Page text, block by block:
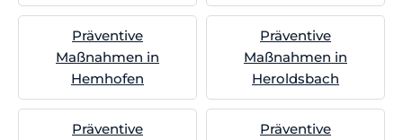
Präventive
Maßnahmen in
Hemhofen
Präventive
Maßnahmen in
Heroldsbach
Präventive
Präventive